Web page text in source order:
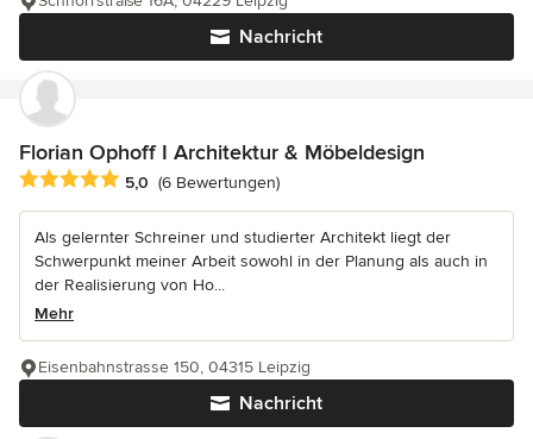
Nachricht
Florian Ophoff I Architektur & Möbeldesign
Durchschnittliche Bewertung: 5 von 5 Sternen
5,0 (6 Bewertungen)
Als gelernter Schreiner und studierter Architekt liegt der
Schwerpunkt meiner Arbeit sowohl in der Planung als auch in
der Realisierung von Ho...
Mehr
Nachricht
Eisenbahnstrasse 150, 04315 Leipzig